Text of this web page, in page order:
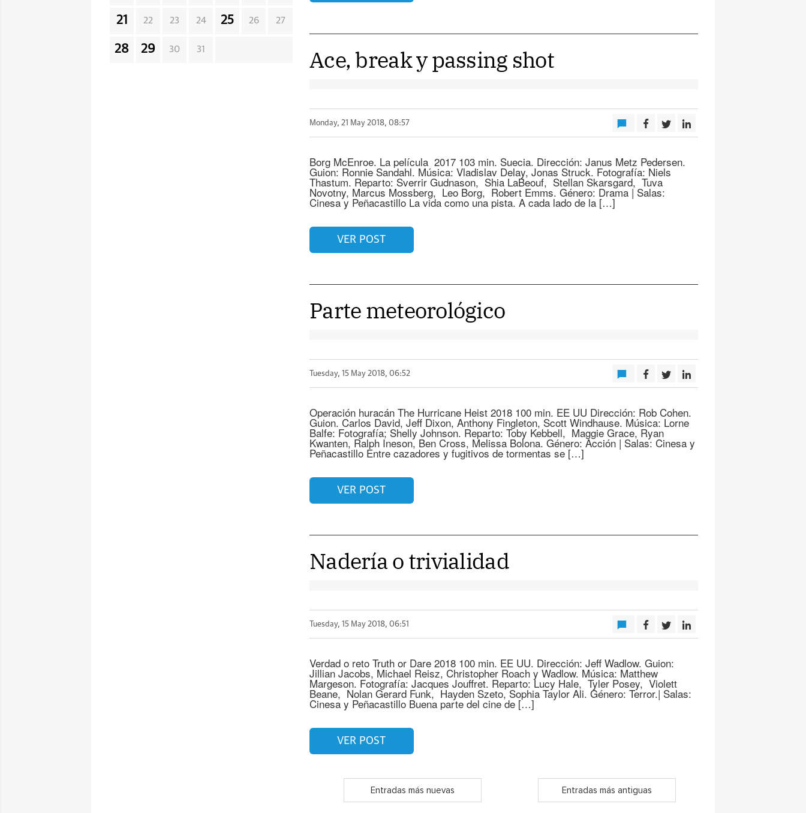
Ace, break y passing shot
Monday, 21 May 2018, 08:57
Borg McEnroe. La película 2017 103 min. Suecia. Dirección: Janus Metz Pedersen.
Guion: Ronnie Sandahl. Música: Vladislav Delay, Jonas Struck. Fotografía: Niels
Thastum. Reparto: Sverrir Gudnason, Shia LaBeouf, Stellan Skarsgard, Tuva
Novotny, Marcus Mossberg, Leo Borg, Robert Emms. Género: Drama | Salas:
Cinesa y Peñacastillo La vida como una pista. A cada lado de la […]
VER POST
Parte meteorológico
Tuesday, 15 May 2018, 06:52
Operación huracán The Hurricane Heist 2018 100 min. EE UU Dirección: Rob Cohen.
Guion. Carlos David, Jeff Dixon, Anthony Fingleton, Scott Windhause. Música: Lorne
Balfe: Fotografía; Shelly Johnson. Reparto: Toby Kebbell, Maggie Grace, Ryan
Kwanten, Ralph Ineson, Ben Cross, Melissa Bolona. Género: Acción | Salas: Cinesa y
Peñacastillo Entre cazadores y fugitivos de tormentas se […]
VER POST
Nadería o trivialidad
Tuesday, 15 May 2018, 06:51
Verdad o reto Truth or Dare 2018 100 min. EE UU. Dirección: Jeff Wadlow. Guion:
Jillian Jacobs, Michael Reisz, Christopher Roach y Wadlow. Música: Matthew
Margeson. Fotografía: Jacques Jouffret. Reparto: Lucy Hale, Tyler Posey, Violett
Beane, Nolan Gerard Funk, Hayden Szeto, Sophia Taylor Ali. Género: Terror.| Salas:
Cinesa y Peñacastillo Buena parte del cine de […]
VER POST
Entradas más nuevas Entradas más antiguas
21 22 23 24 25 26 27
28 29 30 31